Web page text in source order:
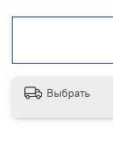
Выбрать